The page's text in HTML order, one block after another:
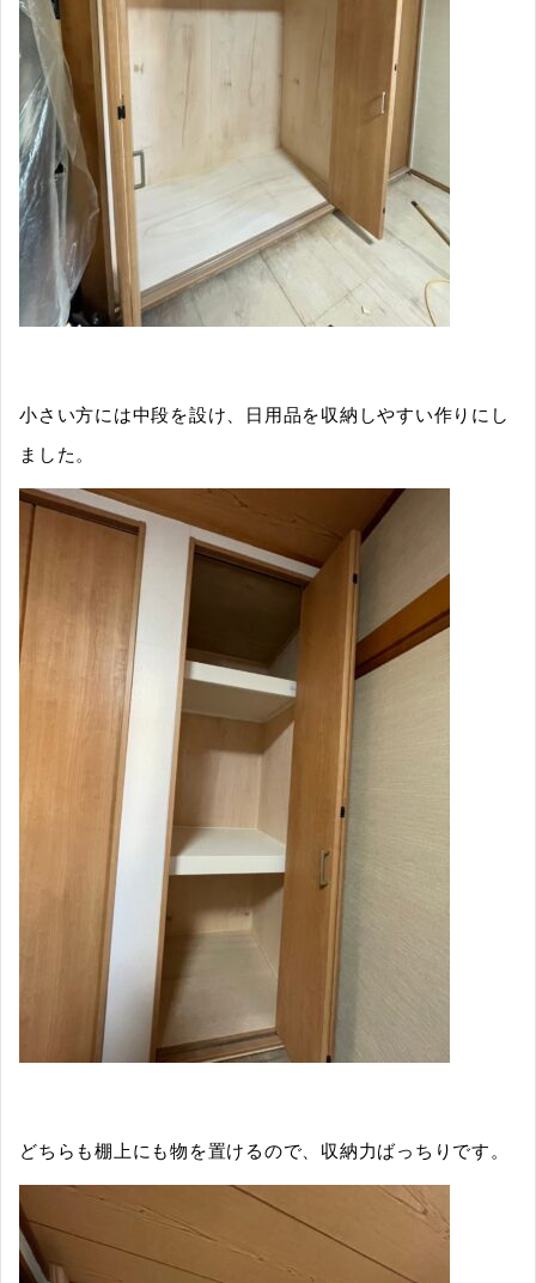
小さい方には中段を設け、日用品を収納しやすい作りにし
ました。
どちらも棚上にも物を置けるので、収納力ばっちりです。